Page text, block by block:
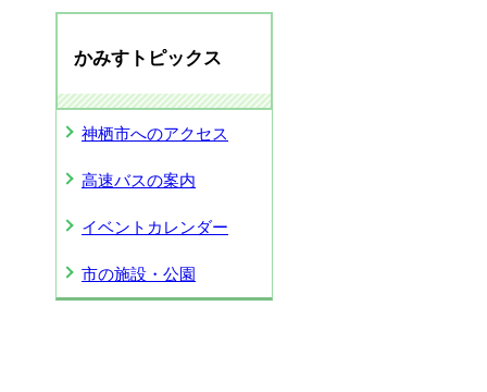
かみすトピックス
神栖市へのアクセス
高速バスの案内
イベントカレンダー
市の施設・公園